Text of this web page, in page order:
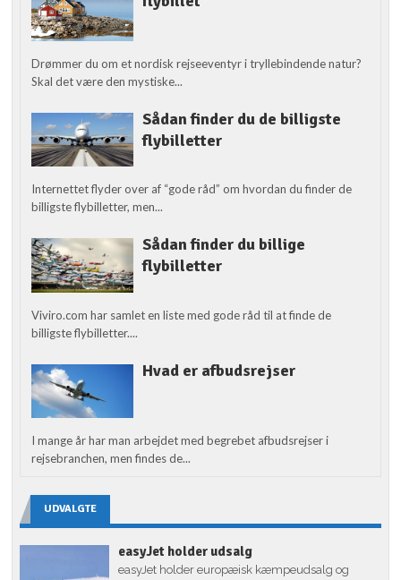
Drømmer du om et nordisk rejseeventyr i tryllebindende natur?
Skal det være den mystiske...
Sådan finder du de billigste
flybilletter
Internettet flyder over af “gode råd” om hvordan du finder de
billigste flybilletter, men...
Sådan finder du billige
flybilletter
Viviro.com har samlet en liste med gode råd til at finde de
billigste flybilletter....
Hvad er afbudsrejser
I mange år har man arbejdet med begrebet afbudsrejser i
rejsebranchen, men findes de...
UDVALGTE
easyJet holder udsalg
easyJet holder europæisk kæmpeudsalg og